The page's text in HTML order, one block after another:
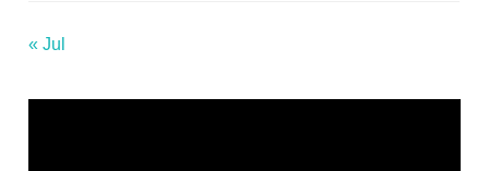
« Jul